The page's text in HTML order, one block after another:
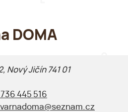
DOMA
Nový Jičín 741 01
445 516